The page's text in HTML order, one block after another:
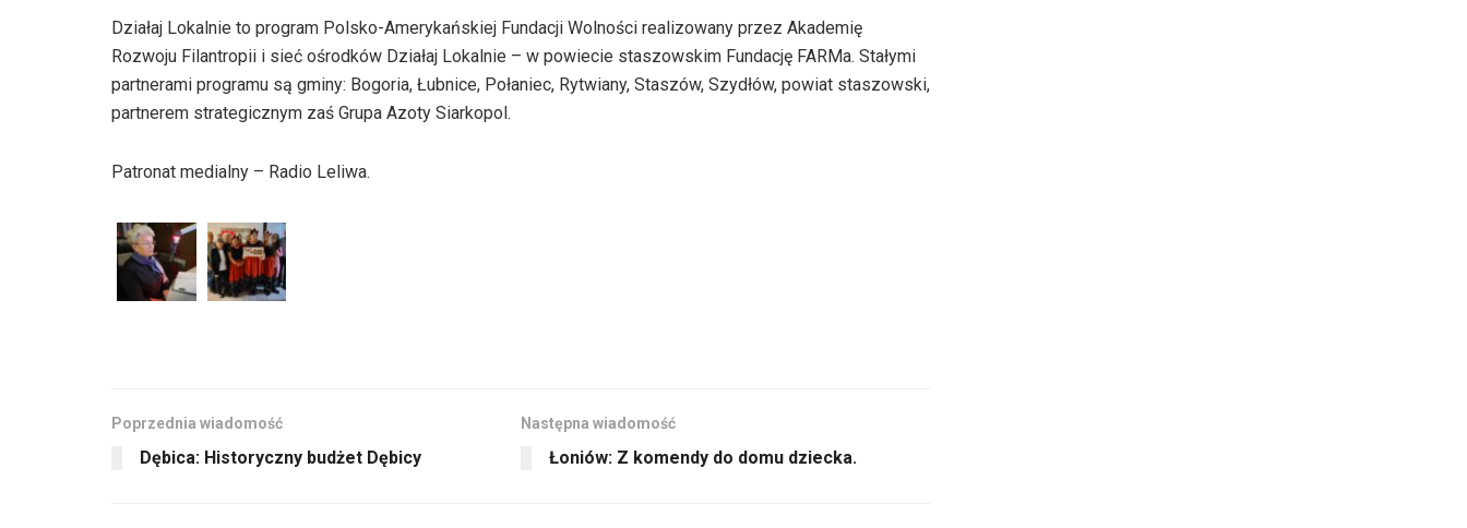
oraz
do
dołu
Działaj Lokalnie to program Polsko-Amerykańskiej Fundacji Wolności realizowany przez Akademię
Rozwoju Filantropii i sieć ośrodków Działaj Lokalnie – w powiecie staszowskim Fundację FARMa. Stałymi
partnerami programu są gminy: Bogoria, Łubnice, Połaniec, Rytwiany, Staszów, Szydłów, powiat staszowski,
partnerem strategicznym zaś Grupa Azoty Siarkopol.
Patronat medialny – Radio Leliwa.
Poprzednia wiadomość
Dębica: Historyczny budżet Dębicy
Następna wiadomość
Łoniów: Z komendy do domu dziecka.